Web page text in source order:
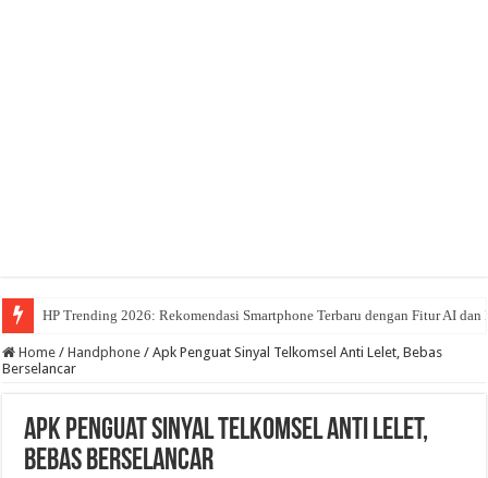
HP Trending 2026: Rekomendasi Smartphone Terbaru dengan Fitur AI dan
Home / Handphone / Apk Penguat Sinyal Telkomsel Anti Lelet, Bebas
Berselancar
Apk Penguat Sinyal Telkomsel Anti Lelet,
Bebas Berselancar